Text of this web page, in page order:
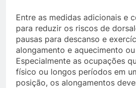
Entre as medidas adicionais e
para reduzir os riscos de
pausas para descanso e
alongamento e aquecimento
Especialmente as ocupações
físico ou longos períodos em
posição, os alongamentos